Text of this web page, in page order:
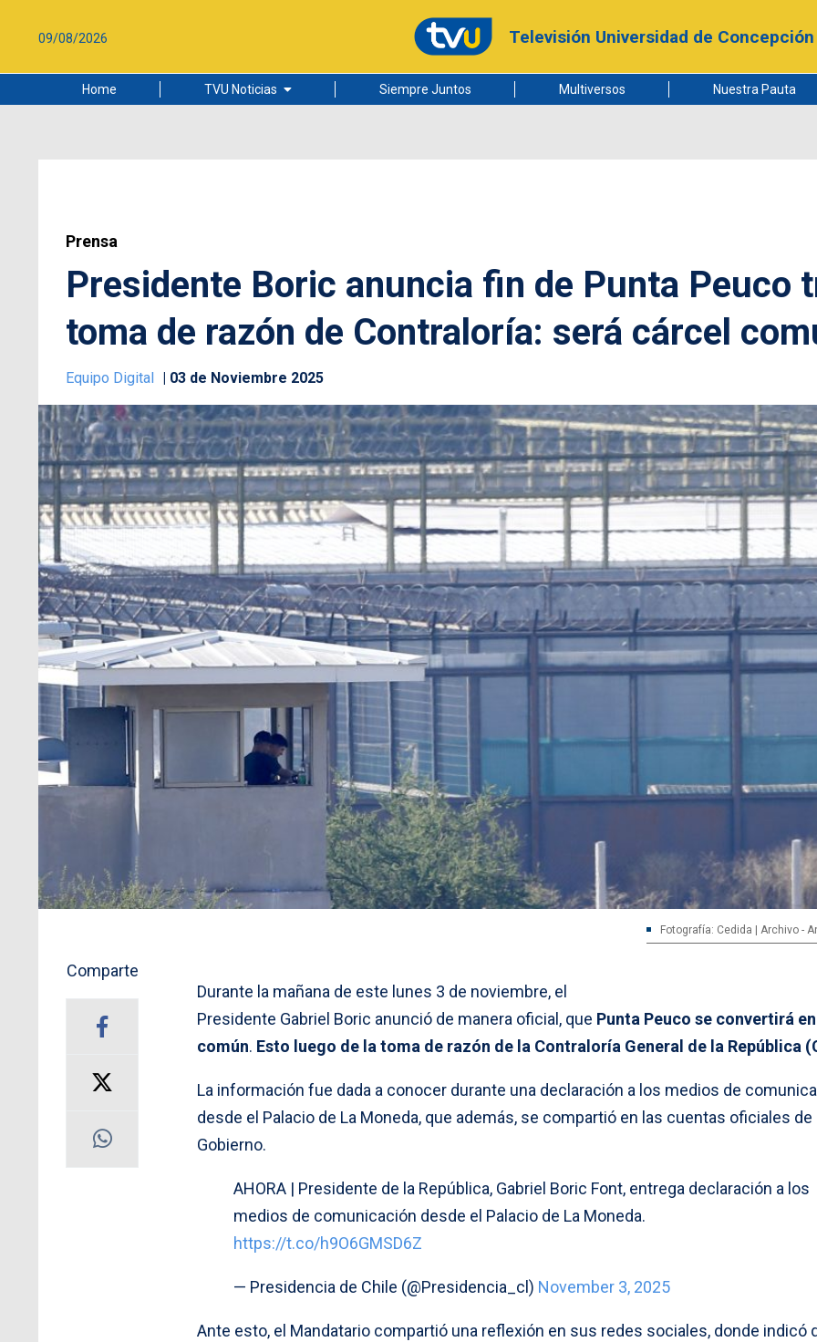
09/08/2026 Televisión Universidad de Concepción
Home TVU Noticias
Ciudad
Siempre Juntos Multiversos Nuestra Pauta
Prensa
Presidente Boric anuncia fin de Punta Peuco
toma de razón de Contraloría: será cárcel
Equipo Digital 03 de Noviembre 2025
Fotografía: Cedida | Archivo -
Comparte
Durante la mañana de este lunes 3 de noviembre, el
Presidente Gabriel Boric anunció de manera oficial, que Punta Peuco se convertirá
común. Esto luego de la toma de razón de la Contraloría General de la República
La información fue dada a conocer durante una declaración a los medios de
desde el Palacio de La Moneda, que además, se compartió en las cuentas oficiales de
Gobierno.
AHORA | Presidente de la República, Gabriel Boric Font, entrega declaración a los
medios de comunicación desde el Palacio de La Moneda.
https://t.co/h9O6GMSD6Z
— Presidencia de Chile (@Presidencia_cl) November 3, 2025
Ante esto, el Mandatario compartió una reflexión en sus redes sociales, donde indicó